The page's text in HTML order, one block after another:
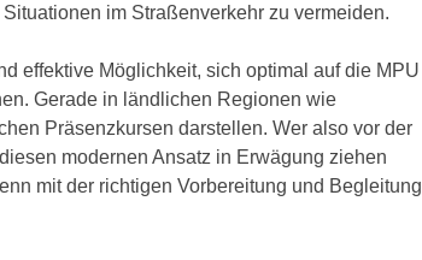
im Straßenverkehr zu vermeiden.
effektive Möglichkeit, sich optimal auf die MPU
Gerade in ländlichen Regionen wie
Präsenzkursen darstellen. Wer also vor der
modernen Ansatz in Erwägung ziehen
mit der richtigen Vorbereitung und Begleitung